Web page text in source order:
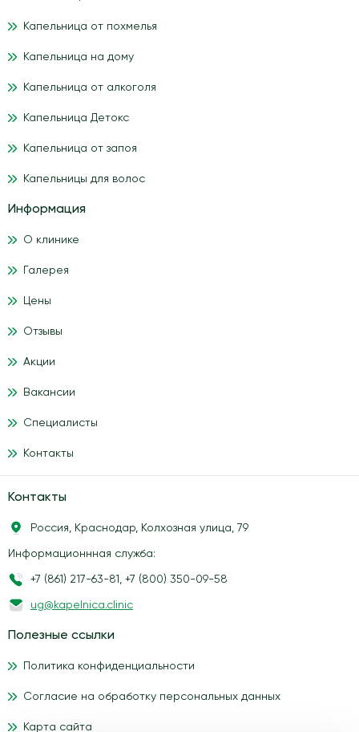
Капельница от похмелья
Капельница на дому
Капельница от алкоголя
Капельница Детокс
Капельница от запоя
Капельницы для волос
Информация
О клинике
Галерея
Цены
Отзывы
Акции
Вакансии
Специалисты
Контакты
Контакты
Россия, Краснодар, Колхозная улица, 79
Информационнная служба:
+7 (861) 217-63-81 , +7 (800) 350-09-58
ug@kapelnica.clinic
Полезные ссылки
Политика конфиденциальности
Согласие на обработку персональных данных
Карта сайта